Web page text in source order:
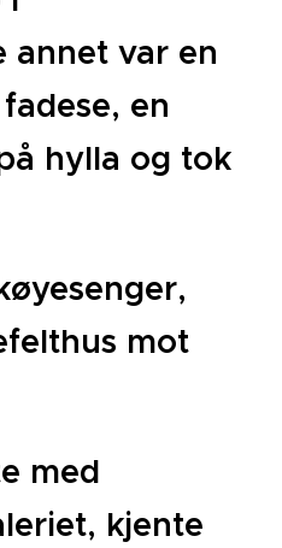
annet var en
en
hylla og tok
mot
med
kjente